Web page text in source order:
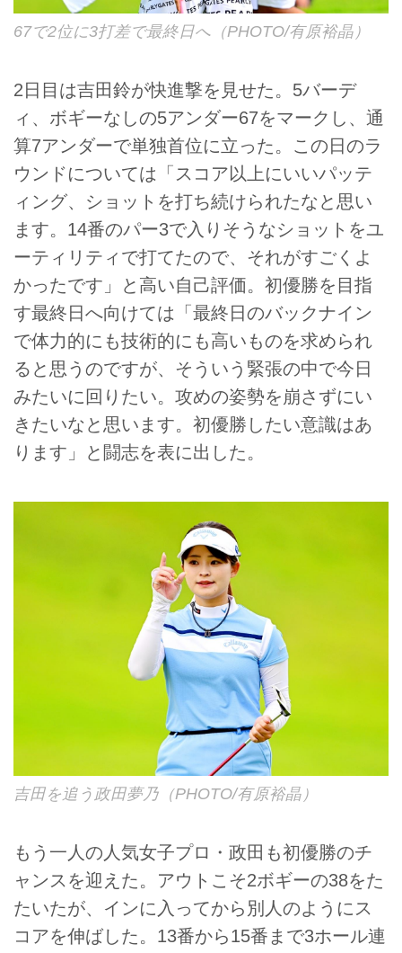
67で2位に3打差で最終日へ（PHOTO/有原裕晶）
2日目は吉田鈴が快進撃を見せた。5バーデ
ィ、ボギーなしの5アンダー67をマークし、通
算7アンダーで単独首位に立った。この日のラ
ウンドについては「スコア以上にいいパッテ
ィング、ショットを打ち続けられたなと思い
ます。14番のパー3で入りそうなショットをユ
ーティリティで打てたので、それがすごくよ
かったです」と高い自己評価。初優勝を目指
す最終日へ向けては「最終日のバックナイン
で体力的にも技術的にも高いものを求められ
ると思うのですが、そういう緊張の中で今日
みたいに回りたい。攻めの姿勢を崩さずにい
きたいなと思います。初優勝したい意識はあ
ります」と闘志を表に出した。
吉田を追う政田夢乃（PHOTO/有原裕晶）
もう一人の人気女子プロ・政田も初優勝のチ
ャンスを迎えた。アウトこそ2ボギーの38をた
たいたが、インに入ってから別人のようにス
コアを伸ばした。13番から15番まで3ホール連